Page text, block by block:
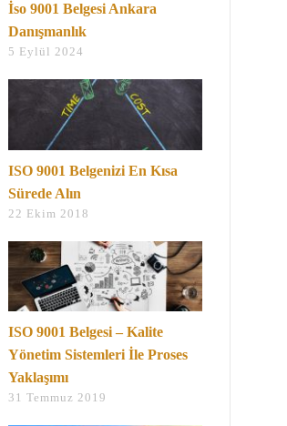
İso 9001 Belgesi Ankara
Danışmanlık
5 Eylül 2024
ISO 9001 Belgenizi En Kısa
Sürede Alın
22 Ekim 2018
ISO 9001 Belgesi – Kalite
Yönetim Sistemleri İle Proses
Yaklaşımı
31 Temmuz 2019